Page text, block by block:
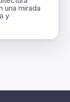
una mirada
y